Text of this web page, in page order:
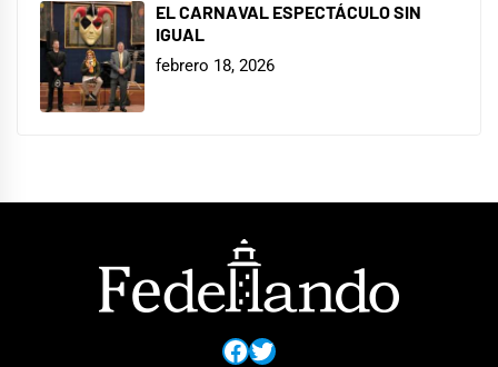
EL CARNAVAL ESPECTÁCULO SIN
IGUAL
febrero 18, 2026
Facebook
Twitter